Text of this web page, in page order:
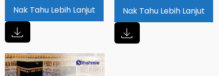
Nak Tahu Lebih Lanjut
Nak Tahu Lebih Lanjut